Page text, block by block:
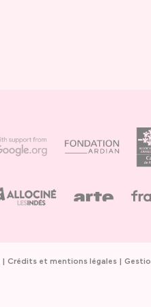
Crédits et mentions légales